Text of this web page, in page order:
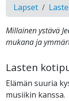
Lapset
Millainen ystävä
mukana ja
Lasten
Elämän suuria
musiikin kanssa.